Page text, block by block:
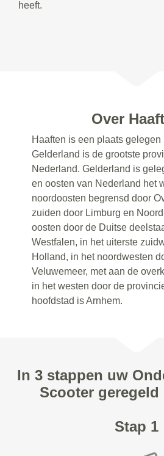
heeft.
Over
Haaften is een plaats gelegen
Gelderland is de grootste
Nederland. Gelderland is
en oosten van Nederland het
noordoosten begrensd door
zuiden door Limburg en
oosten door de Duitse
Westfalen, in het uiterste
Holland, in het noordwesten
Veluwemeer, met aan de
in het westen door de
hoofdstad is Arnhem.
In 3 stappen uw
Scooter geregeld
Stap 1